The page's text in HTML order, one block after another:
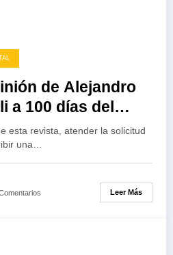
de Alejandro
a 100 días del
esta revista, atender la solicitud
una…
Leer Más